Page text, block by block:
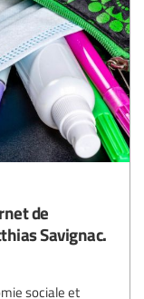
de
Savignac.
sociale et